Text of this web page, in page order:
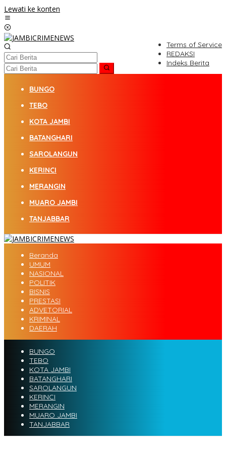
Lewati ke konten
Terms of Service
REDAKSI
Indeks Berita
BUNGO
TEBO
KOTA JAMBI
BATANGHARI
SAROLANGUN
KERINCI
MERANGIN
MUARO JAMBI
TANJABBAR
Beranda
UMUM
NASIONAL
POLITIK
BISNIS
PRESTASI
ADVETORIAL
KRIMINAL
DAERAH
BUNGO
TEBO
KOTA JAMBI
BATANGHARI
SAROLANGUN
KERINCI
MERANGIN
MUARO JAMBI
TANJABBAR